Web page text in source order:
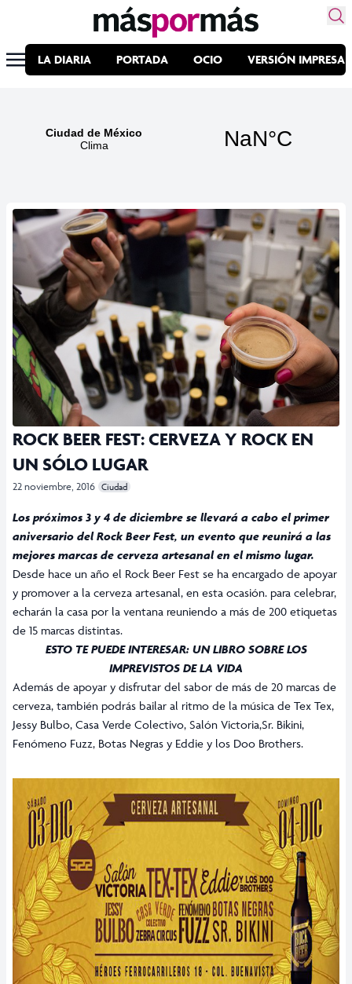
LA DIARIA PORTADA OCIO VERSIÓN IMPRESA
ROCK BEER FEST: CERVEZA Y ROCK EN
UN SÓLO LUGAR
22 noviembre, 2016 Ciudad
Los próximos 3 y 4 de diciembre se llevará a cabo el primer
aniversario del Rock Beer Fest, un evento que reunirá a las
mejores marcas de cerveza artesanal en el mismo lugar.
Desde hace un año el Rock Beer Fest se ha encargado de apoyar
y promover a la cerveza artesanal, en esta ocasión. para celebrar,
echarán la casa por la ventana reuniendo a más de 200 etiquetas
de 15 marcas distintas.
ESTO TE PUEDE INTERESAR:UN LIBRO SOBRE LOS
IMPREVISTOS DE LA VIDA
Además de apoyar y disfrutar del sabor de más de 20 marcas de
cerveza, también podrás bailar al ritmo de la música de Tex Tex,
Jessy Bulbo, Casa Verde Colectivo, Salón Victoria,Sr. Bikini,
Fenómeno Fuzz, Botas Negras y Eddie y los Doo Brothers.